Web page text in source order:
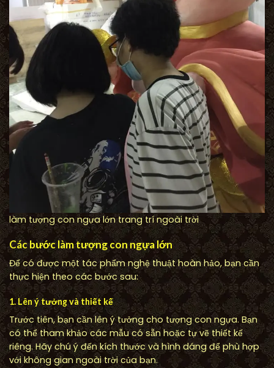
làm tượng con ngựa lớn trang trí ngoài trời
Các bước làm tượng con ngựa lớn
Để có được một tác phẩm nghệ thuật hoàn hảo, bạn cần
thực hiện theo các bước sau:
1. Lên ý tưởng và thiết kế
Trước tiên, bạn cần lên ý tưởng cho tượng con ngựa. Bạn
có thể tham khảo các mẫu có sẵn hoặc tự vẽ thiết kế
riêng. Hãy chú ý đến kích thước và hình dáng để phù hợp
với không gian ngoài trời của bạn.